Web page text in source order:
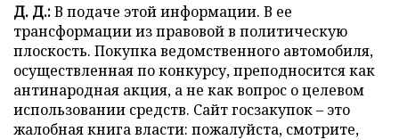
Д. Д.:В подаче этой информации. В ее
трансформации из правовой в политическую
плоскость. Покупка ведомственного автомобиля,
осуществленная по конкурсу, преподносится как
антинародная акция, а не как вопрос о целевом
использовании средств. Сайт госзакупок – это
жалобная книга власти: пожалуйста, смотрите,